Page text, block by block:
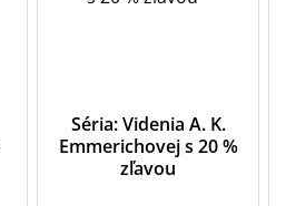
Séria: Videnia A. K.
Emmerichovej s 20 %
zľavou